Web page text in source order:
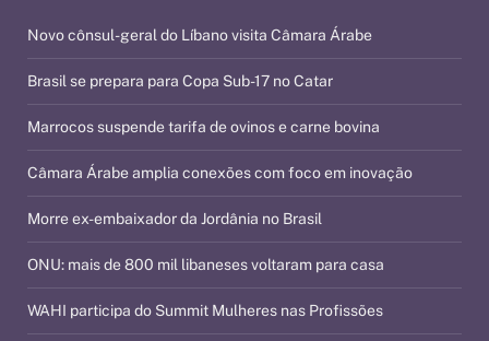
Novo cônsul-geral do Líbano visita Câmara Árabe
Brasil se prepara para Copa Sub-17 no Catar
Marrocos suspende tarifa de ovinos e carne bovina
Câmara Árabe amplia conexões com foco em inovação
Morre ex-embaixador da Jordânia no Brasil
ONU: mais de 800 mil libaneses voltaram para casa
WAHI participa do Summit Mulheres nas Profissões